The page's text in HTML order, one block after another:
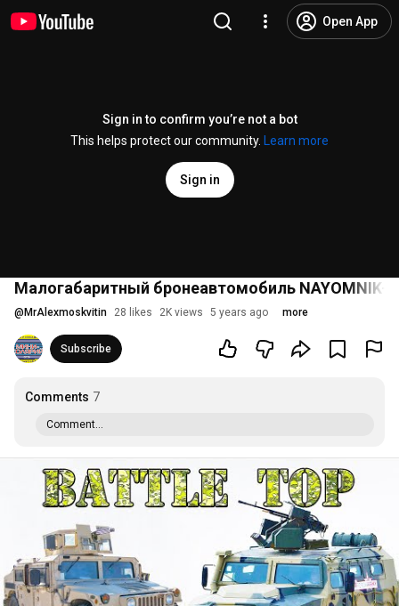
Open App
Sign in to confirm you’re not a bot
This helps protect our community.
Learn more
Sign in
Малогабаритный бронеавтомобиль NAYOMNIK-
@ MrAlexmoskvitin 28 likes 2K views 5 years ago more
Subscribe
Comments 7
Comment...